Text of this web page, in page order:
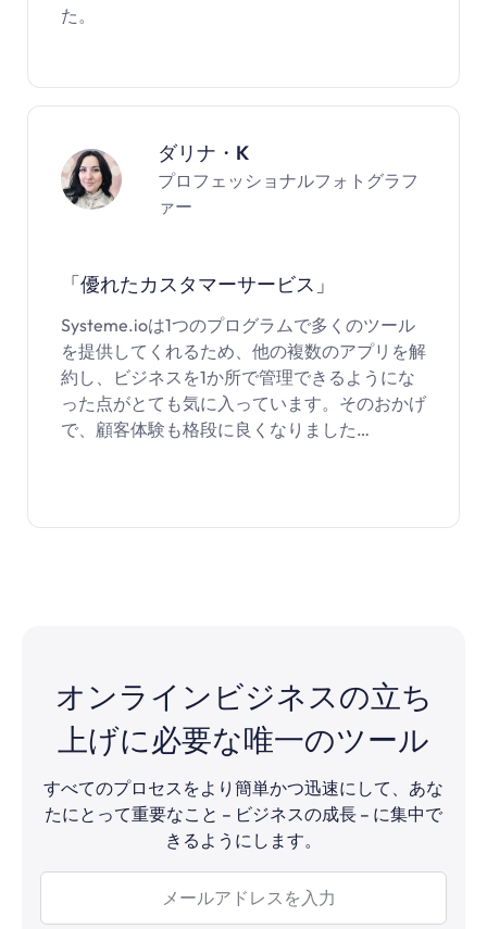
た。
ダリナ・K
プロフェッショナルフォトグラフ
ァー
「優れたカスタマーサービス」
Systeme.ioは1つのプログラムで多くのツール
を提供してくれるため、他の複数のアプリを解
約し、ビジネスを1か所で管理できるようにな
った点がとても気に入っています。そのおかげ
で、顧客体験も格段に良くなりました…
オンラインビジネスの立ち
上げに必要な唯一のツール
すべてのプロセスをより簡単かつ迅速にして、あな
たにとって重要なこと – ビジネスの成長 – に集中で
きるようにします。